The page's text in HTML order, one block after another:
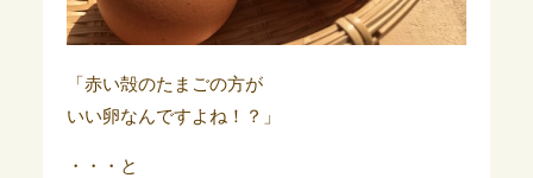
「赤い殻のたまごの方が
いい卵なんですよね！？」
・・・と